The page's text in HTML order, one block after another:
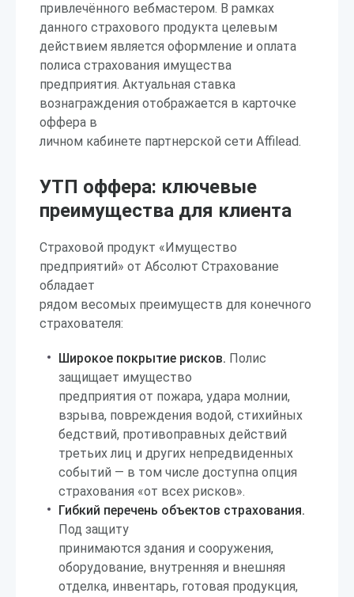
привлечённого вебмастером. В рамках
данного страхового продукта целевым
действием является оформление и оплата
полиса страхования имущества
предприятия. Актуальная ставка
вознаграждения отображается в карточке
оффера в
личном кабинете партнерской сети Affilead.
УТП оффера: ключевые
преимущества для клиента
Страховой продукт «Имущество
предприятий» от Абсолют Страхование
обладает
рядом весомых преимуществ для конечного
страхователя:
Широкое покрытие рисков. Полис
защищает имущество
предприятия от пожара, удара молнии,
взрыва, повреждения водой, стихийных
бедствий, противоправных действий
третьих лиц и других непредвиденных
событий — в том числе доступна опция
страхования «от всех рисков».
Гибкий перечень объектов страхования.
Под защиту
принимаются здания и сооружения,
оборудование, внутренняя и внешняя
отделка, инвентарь, готовая продукция,